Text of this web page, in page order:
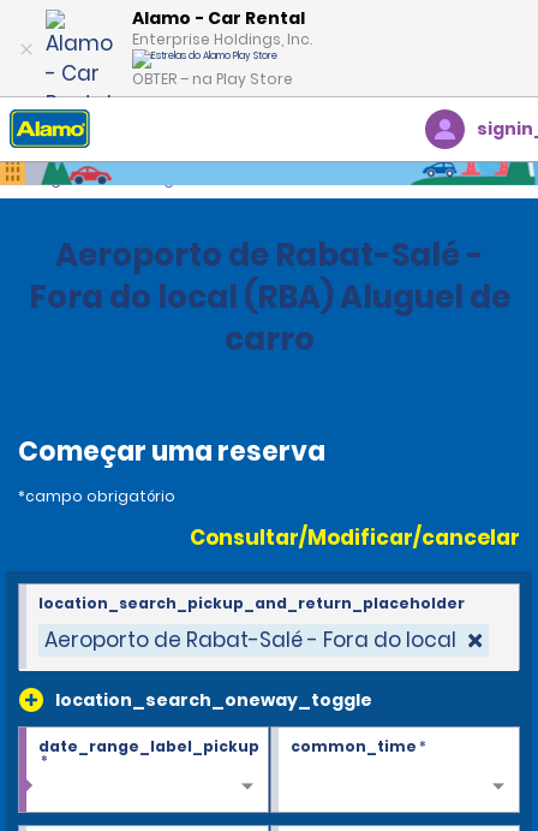
Alamo - Car Rental
Enterprise Holdings, Inc.
OBTER – na Play Store
Página inicial
Aeroporto de Rabat-Salé -
Fora do local (RBA) Aluguel de
carro
Começar uma reserva
*campo obrigatório
Consultar/Modificar/cancelar
Aeroporto de Rabat-Salé - Fora do local
location_search_oneway_toggle
location_search_pickup_and_return_placeholder
date_range_label_pickup
*
common_time*